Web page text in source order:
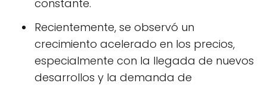
constante.
Recientemente, se observó un
crecimiento acelerado en los precios,
especialmente con la llegada de nuevos
desarrollos y la demanda de